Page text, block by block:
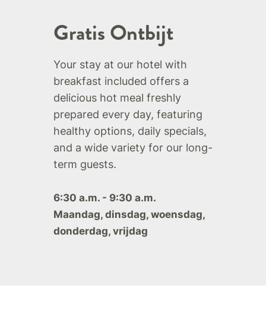
Gratis Ontbijt
Your stay at our hotel with
breakfast included offers a
delicious hot meal freshly
prepared every day, featuring
healthy options, daily specials,
and a wide variety for our long-
term guests.
6:30 a.m. - 9:30 a.m.
Maandag, dinsdag, woensdag,
donderdag, vrijdag